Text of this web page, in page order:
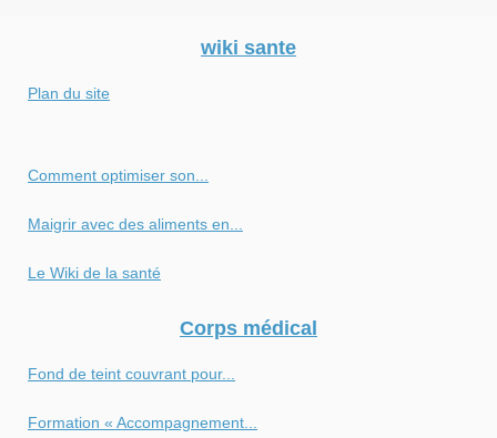
wiki sante
Plan du site
Comment optimiser son...
Maigrir avec des aliments en...
Le Wiki de la santé
Corps médical
Fond de teint couvrant pour...
Formation « Accompagnement...